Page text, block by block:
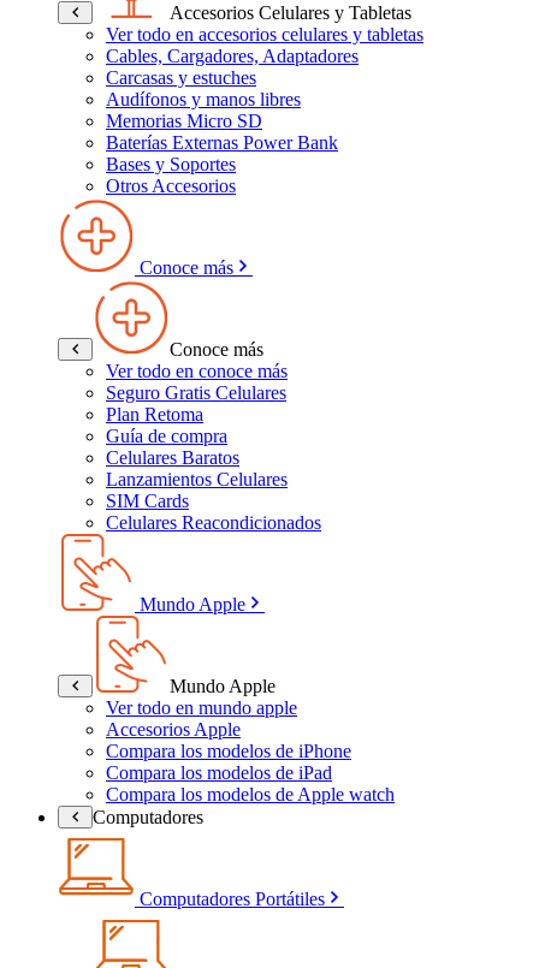
Accesorios Celulares y Tabletas
Ver todo en accesorios celulares y tabletas
Cables, Cargadores, Adaptadores
Carcasas y estuches
Audífonos y manos libres
Memorias Micro SD
Baterías Externas Power Bank
Bases y Soportes
Otros Accesorios
Conoce más
Conoce más
Ver todo en conoce más
Seguro Gratis Celulares
Plan Retoma
Guía de compra
Celulares Baratos
Lanzamientos Celulares
SIM Cards
Celulares Reacondicionados
Mundo Apple
Mundo Apple
Ver todo en mundo apple
Accesorios Apple
Compara los modelos de iPhone
Compara los modelos de iPad
Compara los modelos de Apple watch
Computadores
Computadores Portátiles